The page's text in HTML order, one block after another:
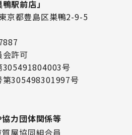
駅前店」
京都豊島区巣鴨2-9-5
会許可
305491804003号
第305498301997号
協力団体関係等
質屋協同組合員